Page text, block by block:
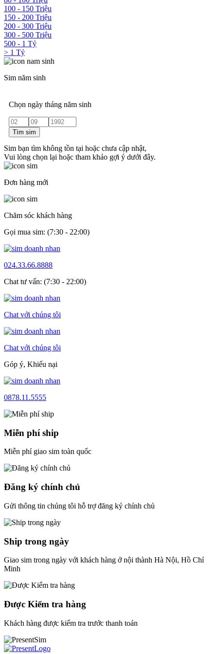
100 - 150 Triệu
150 - 200 Triệu
200 - 300 Triệu
300 - 500 Triệu
500 - 1 Tỷ
> 1 Tỷ
Sim năm sinh
Chọn ngày tháng năm sinh
Tìm sim
Sim bạn tìm không tồn tại hoặc chưa cập nhật,
Vui lòng chọn lại hoặc tham khảo gợi ý dưới đây.
Đơn hàng mới
Chăm sóc khách hàng
Gọi mua sim: (7:30 - 22:00)
024.33.66.8888
Chat tư vấn: (7:30 - 22:00)
Chat với chúng tôi
Chat với chúng tôi
Góp ý, Khiếu nại
0878.11.5555
Miễn phí ship
Miễn phí giao sim toàn quốc
Đăng ký chính chủ
Gửi thông tin chúng tôi hỗ trợ đăng ký chính chủ
Ship trong ngày
Giao sim trong ngày với khách hàng ở nội thành Hà Nội, Hồ Chí
Minh
Được Kiểm tra hàng
Khách hàng được kiểm tra trước thanh toán